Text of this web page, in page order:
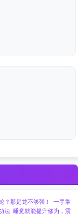
？那是龙不够强！
一手掌
法 睡觉就能提升修为，震